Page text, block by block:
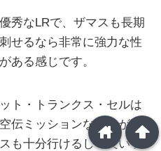
秀なLRで、ザマスも長期
せるなら非常に強力な性
ある感じです。
ト・トランクス・セルは
伝ミッションなんかが追
も十分行けるしで良いラ
arrowup
home